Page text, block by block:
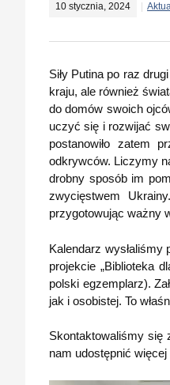
10 stycznia, 2024
Siły Putina po raz
kraju, ale również
do domów swoich
uczyć się i rozwijać
postanowiło zatem
odkrywców. Liczymy
drobny sposób im
zwycięstwem
przygotowując ważny
Kalendarz
projekcie „Biblioteka
polski egzemplarz).
jak i osobistej. To
Skontaktowaliśmy się
nam udostępnić